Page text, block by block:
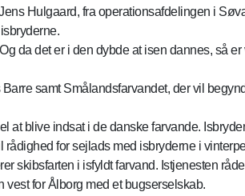
Hulgaard, fra operationsafdelingen i
da det er i den dybde at isen dannes, så er
samt Smålandsfarvandet, der vil
at blive indsat i de danske farvande.
for sejlads med isbryderne i
skibsfarten i isfyldt farvand. Istjenesten
for Ålborg med et bugserselskab.